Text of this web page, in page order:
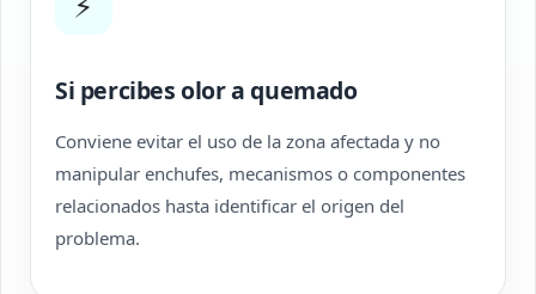
Si percibes olor a quemado
Conviene evitar el uso de la zona afectada y no
manipular enchufes, mecanismos o componentes
relacionados hasta identificar el origen del
problema.